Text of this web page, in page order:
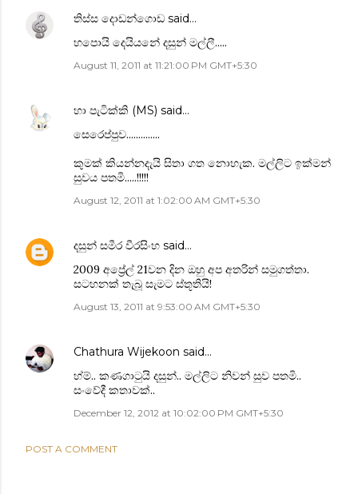
තිස්ස දොඩන්ගොඩ said…
හපොයි දෙයියනේ දසුන් මල්ලී.....
August 11, 2011 at 11:21:00 PM GMT+5:30
හා පැටික්කි (MS) said…
‍සෙ‍රෙප්පුව..............
කුමක් කියන්නදැයි සිතා ගත ‍නොහැක. මල්ලිට ඉක්මන්
සුවය පතමි.....!!!!!
August 12, 2011 at 1:02:00 AM GMT+5:30
දසුන් සමීර වීරසිංහ said…
2009 අප්‍රේල් 21වන දින ඔහු අප අතරින් සමුගත්තා.
සටහනක් තැබූ සැමට ස්තූතියි!
August 13, 2011 at 9:53:00 AM GMT+5:30
Chathura Wijekoon said…
හ්ම්.. කණගාටුයි දසුන්.. මල්ලිට නිවන් සුව පතමි..
සංවේදී කතාවක්..
December 12, 2012 at 10:02:00 PM GMT+5:30
POST A COMMENT